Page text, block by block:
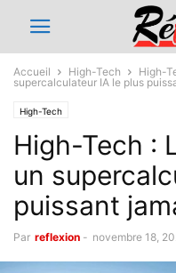
Accueil High-Tech
High-
supercalculateur IA le plus
High-Tech
High-Tech :
un
puissant
Par reflexion - novembre 18,